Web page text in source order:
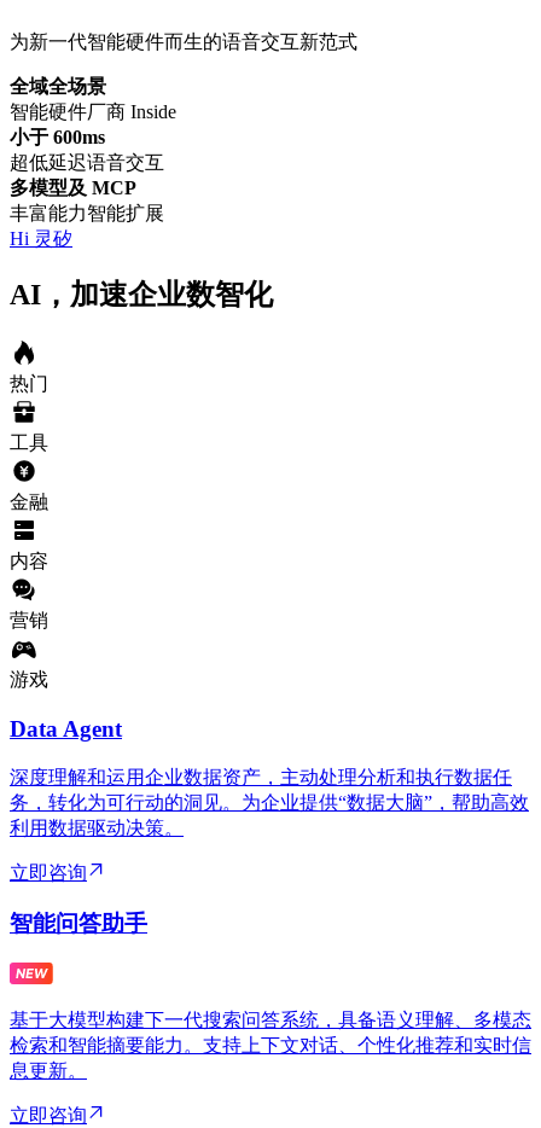
为新一代智能硬件而生的语音交互新范式
全域全场景
智能硬件厂商 Inside
小于 600ms
超低延迟语音交互
多模型及 MCP
丰富能力智能扩展
Hi 灵矽
AI，加速企业数智化
热门
工具
金融
内容
营销
游戏
Data Agent
深度理解和运用企业数据资产，主动处理分析和执行数据任
务，转化为可行动的洞见。为企业提供“数据大脑”，帮助高效
利用数据驱动决策。
立即咨询
智能问答助手
基于大模型构建下一代搜索问答系统，具备语义理解、多模态
检索和智能摘要能力。支持上下文对话、个性化推荐和实时信
息更新。
立即咨询